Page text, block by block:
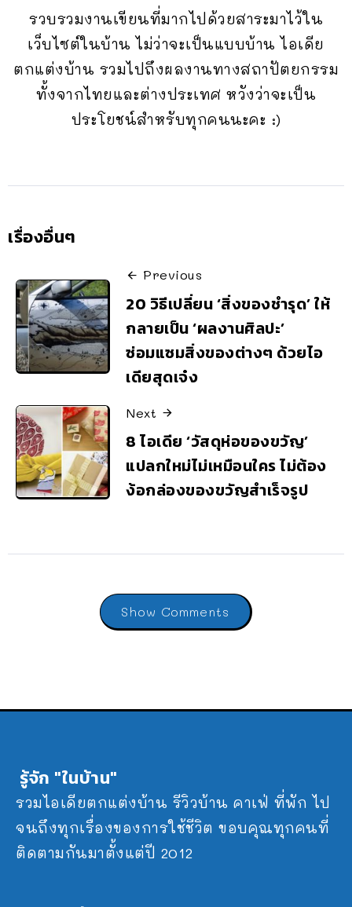
รวบรวมงานเขียนที่มากไปด้วยสาระมาไว้ใน
เว็บไซต์ในบ้าน ไม่ว่าจะเป็นแบบบ้าน ไอเดีย
ตกแต่งบ้าน รวมไปถึงผลงานทางสถาปัตยกรรม
ทั้งจากไทยและต่างประเทศ หวังว่าจะเป็น
ประโยชน์สำหรับทุกคนนะคะ :)
เรื่องอื่นๆ
Previous
20 วิธีเปลี่ยน ‘สิ่งของชำรุด’ ให้
กลายเป็น ‘ผลงานศิลปะ’
ซ่อมแซมสิ่งของต่างๆ ด้วยไอ
เดียสุดเจ๋ง
Next
8 ไอเดีย ‘วัสดุห่อของขวัญ’
แปลกใหม่ไม่เหมือนใคร ไม่ต้อง
ง้อกล่องของขวัญสำเร็จรูป
Show Comments
รู้จัก "ในบ้าน"
รวมไอเดียตกแต่งบ้าน รีวิวบ้าน คาเฟ่ ที่พัก ไป
จนถึงทุกเรื่องของการใช้ชีวิต ขอบคุณทุกคนที่
ติดตามกันมาตั้งแต่ปี 2012